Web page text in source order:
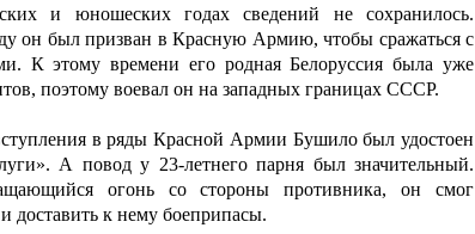
и юношеских годах сведений не сохранилось.
он был призван в Красную Армию, чтобы сражаться с
К этому времени его родная Белоруссия была уже
поэтому воевал он на западных границах СССР.
в ряды Красной Армии Бушило был удостоен
А повод у 23-летнего парня был значительный.
огонь со стороны противника, он смог
доставить к нему боеприпасы.